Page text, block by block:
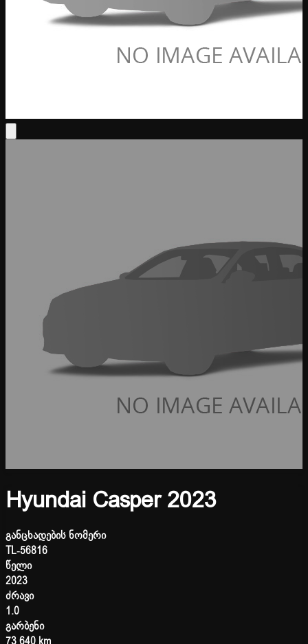
Hyundai Casper 2023
განცხადების ნომერი
TL-56816
წელი
2023
ძრავი
1.0
გარბენი